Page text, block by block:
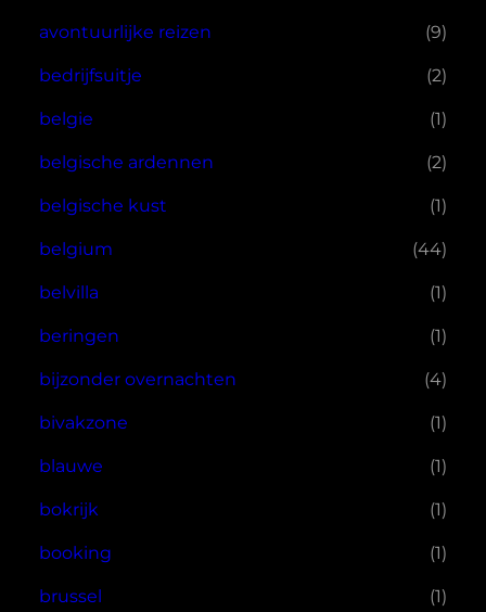
avontuurlijke reizen (9)
bedrijfsuitje (2)
belgie (1)
belgische ardennen (2)
belgische kust (1)
belgium (44)
belvilla (1)
beringen (1)
bijzonder overnachten (4)
bivakzone (1)
blauwe (1)
bokrijk (1)
booking (1)
brussel (1)